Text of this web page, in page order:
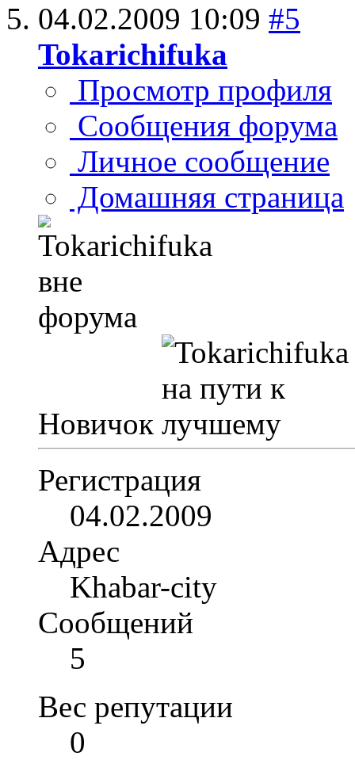
04.02.2009 10:09 #5
Tokarichifuka
Просмотр профиля
Сообщения форума
Личное сообщение
Домашняя страница
Новичок
Регистрация
04.02.2009
Адрес
Khabar-city
Сообщений
5
Вес репутации
0